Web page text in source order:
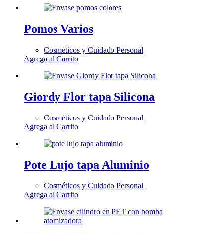
Pomos Varios
Cosméticos y Cuidado Personal
Agrega al Carrito
Giordy Flor tapa Silicona
Cosméticos y Cuidado Personal
Agrega al Carrito
Pote Lujo tapa Aluminio
Cosméticos y Cuidado Personal
Agrega al Carrito